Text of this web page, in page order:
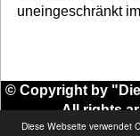
Diese Webseite verwendet
uneingeschränkt
© Copyright by
All rights
Webmaster: Hans-